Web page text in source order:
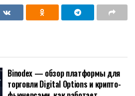
системы для iPhone, iPad и
новостей криптовалют -
,OK